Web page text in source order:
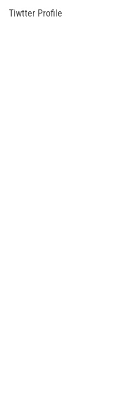
Tiwtter Profile